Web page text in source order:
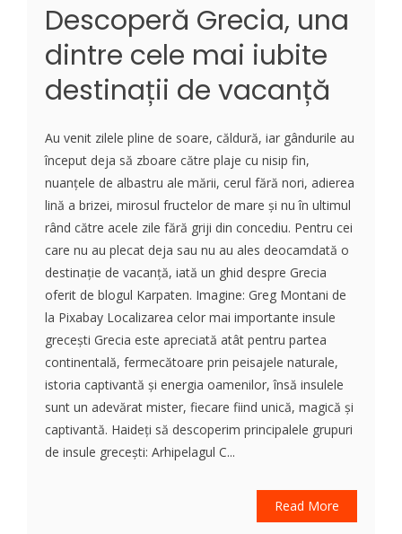
Descoperă Grecia, una
dintre cele mai iubite
destinații de vacanță
Au venit zilele pline de soare, căldură, iar gândurile au
început deja să zboare către plaje cu nisip fin,
nuanțele de albastru ale mării, cerul fără nori, adierea
lină a brizei, mirosul fructelor de mare și nu în ultimul
rând către acele zile fără griji din concediu. Pentru cei
care nu au plecat deja sau nu au ales deocamdată o
destinație de vacanță, iată un ghid despre Grecia
oferit de blogul Karpaten. Imagine: Greg Montani de
la Pixabay Localizarea celor mai importante insule
grecești Grecia este apreciată atât pentru partea
continentală, fermecătoare prin peisajele naturale,
istoria captivantă și energia oamenilor, însă insulele
sunt un adevărat mister, fiecare fiind unică, magică și
captivantă. Haideți să descoperim principalele grupuri
de insule grecești: Arhipelagul C...
Read More